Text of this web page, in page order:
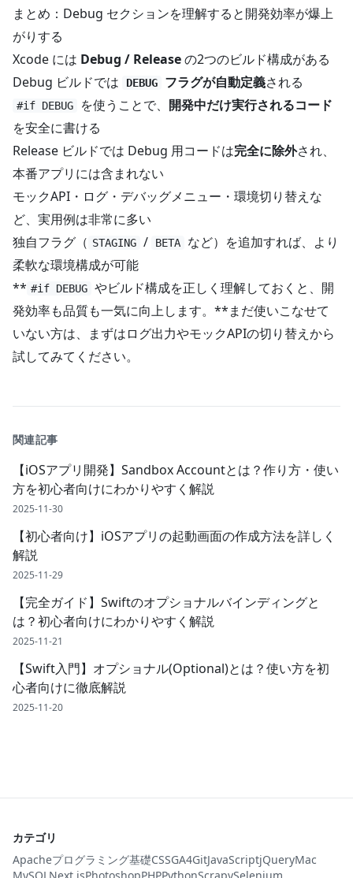
まとめ：Debug セクションを理解すると開発効率が爆上
がりする
Xcode には Debug / Releaseの2つのビルド構成がある
Debug ビルドでは
DEBUG フラグが自動定義される
#if DEBUG を使うことで、 開発中だけ実行されるコード
を安全に書ける
Release ビルドでは Debug 用コードは完全に除外され、
本番アプリには含まれない
モックAPI・ログ・デバッグメニュー・環境切り替えな
ど、実用例は非常に多い
独自フラグ（ STAGING / BETA
など）を追加すれば、より
柔軟な環境構成が可能
** #if DEBUG やビルド構成を正しく理解しておくと、開
発効率も品質も一気に向上します。**まだ使いこなせて
いない方は、まずはログ出力やモックAPIの切り替えから
試してみてください。
関連記事
【iOSアプリ開発】Sandbox Accountとは？作り方・使い
方を初心者向けにわかりやすく解説
2025-11-30
【初心者向け】iOSアプリの起動画面の作成方法を詳しく
解説
2025-11-29
【完全ガイド】Swiftのオプショナルバインディングと
は？初心者向けにわかりやすく解説
2025-11-21
【Swift入門】オプショナル(Optional)とは？使い方を初
心者向けに徹底解説
2025-11-20
カテゴリ
Apacheプログラミング基礎CSSGA4GitJavaScriptjQueryMac